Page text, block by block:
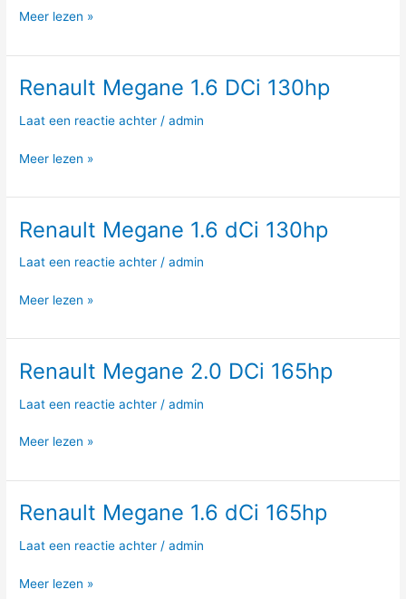
GT
Meer lezen »
Renault Megane 1.6 DCi 130hp
Laat een reactie achter /admin
Renault
1.6
130hp
Meer lezen »
Renault Megane 1.6 dCi 130hp
Laat een reactie achter /admin
Renault
1.6
130hp
Meer lezen »
Renault Megane 2.0 DCi 165hp
Laat een reactie achter /admin
Renault
2.0
165hp
Meer lezen »
Renault Megane 1.6 dCi 165hp
Laat een reactie achter /admin
Renault
1.6
165hp
Meer lezen »